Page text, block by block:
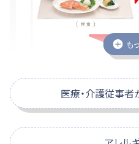
も
医療・介護従事者